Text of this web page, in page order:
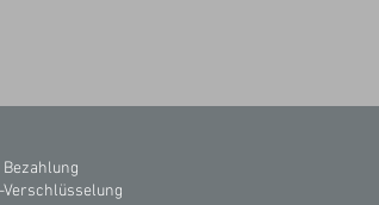
Verschlüsselung